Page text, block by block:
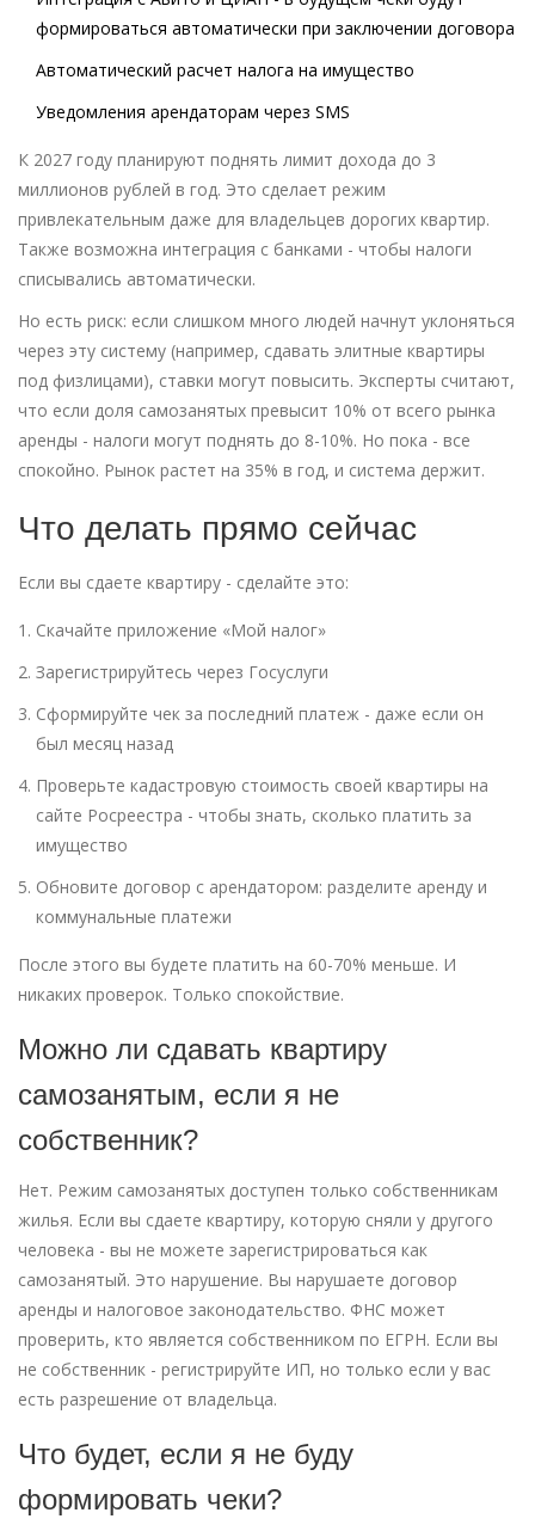
формироваться автоматически при заключении договора
Автоматический расчет налога на имущество
Уведомления арендаторам через SMS
К 2027 году планируют поднять лимит дохода до 3
миллионов рублей в год. Это сделает режим
привлекательным даже для владельцев дорогих квартир.
Также возможна интеграция с банками - чтобы налоги
списывались автоматически.
Но есть риск: если слишком много людей начнут уклоняться
через эту систему (например, сдавать элитные квартиры
под физлицами), ставки могут повысить. Эксперты считают,
что если доля самозанятых превысит 10% от всего рынка
аренды - налоги могут поднять до 8-10%. Но пока - все
спокойно. Рынок растет на 35% в год, и система держит.
Что делать прямо сейчас
Если вы сдаете квартиру - сделайте это:
Скачайте приложение «Мой налог»
Зарегистрируйтесь через Госуслуги
Сформируйте чек за последний платеж - даже если он
был месяц назад
Проверьте кадастровую стоимость своей квартиры на
сайте Росреестра - чтобы знать, сколько платить за
имущество
Обновите договор с арендатором: разделите аренду и
коммунальные платежи
После этого вы будете платить на 60-70% меньше. И
никаких проверок. Только спокойствие.
Можно ли сдавать квартиру
самозанятым, если я не
собственник?
Нет. Режим самозанятых доступен только собственникам
жилья. Если вы сдаете квартиру, которую сняли у другого
человека - вы не можете зарегистрироваться как
самозанятый. Это нарушение. Вы нарушаете договор
аренды и налоговое законодательство. ФНС может
проверить, кто является собственником по ЕГРН. Если вы
не собственник - регистрируйте ИП, но только если у вас
есть разрешение от владельца.
Что будет, если я не буду
формировать чеки?